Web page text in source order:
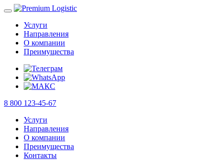
Услуги
Направления
О компании
Преимущества
8 800 123-45-67
Услуги
Направления
О компании
Преимущества
Контакты